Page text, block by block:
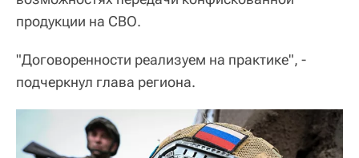
продукции на СВО.
"Договоренности реализуем на практике", -
подчеркнул глава региона.